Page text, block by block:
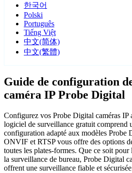
한국어
Polski
Português
Tiếng Việt
中文(简体)
中文(繁體)
Guide de configuration
caméra IP Probe Digital
Configurez vos Probe Digital caméras
logiciel de surveillance gratuit comprend
configuration adapté aux modèles Probe
ONVIF et RTSP vous offre des options
toutes les plates-formes. Que ce soit
la surveillance de bureau, Probe Digital
offrent une surveillance fiable et